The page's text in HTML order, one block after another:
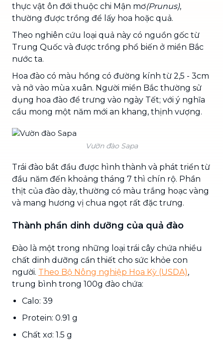
thực vật ôn đới thuộc chi Mận mơ(Prunus),
thường được trồng để lấy hoa hoặc quả.
Theo nghiên cứu loại quả này có nguồn gốc từ
Trung Quốc và được trồng phổ biến ở miền Bắc
nước ta.
Hoa đào có màu hồng có đường kính từ 2,5 - 3cm
và nở vào mùa xuân. Người miền Bắc thường sử
dụng hoa đào để trưng vào ngày Tết; với ý nghĩa
cầu mong một năm mới an khang, thịnh vượng.
Vườn đào Sapa
Trái đào bắt đầu được hình thành và phát triển từ
đầu năm đến khoảng tháng 7 thì chín rộ. Phần
thịt của đào dày, thường có màu trắng hoạc vàng
và mang hương vị chua ngọt rất đặc trưng.
Thành phần dinh dưỡng của quả đào
Đào là một trong những loại trái cây chứa nhiều
chất dinh dưỡng cần thiết cho sức khỏe con
người. Theo Bộ Nông nghiệp Hoa Kỳ (USDA),
trung bình trong 100g đào chứa:
Calo: 39
Protein: 0.91 g
Chất xơ: 1.5 g